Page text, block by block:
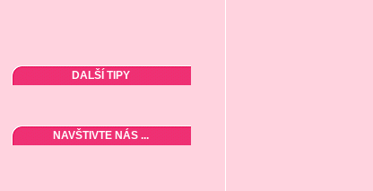
DALŠÍ TIPY
NAVŠTIVTE NÁS ...